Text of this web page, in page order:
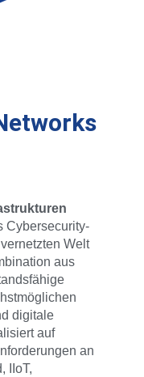
Cybersecurity-
Welt
aus
digitale
auf
an
IIoT,